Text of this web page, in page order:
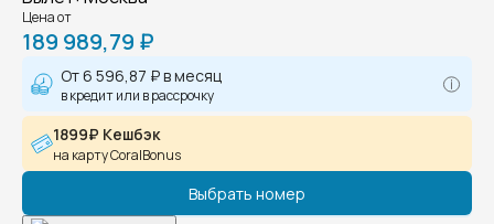
Цена от
189 989,79 ₽
От6 596,87 ₽в месяц
в кредит или в рассрочку
1899₽ Кешбэк
на карту CoralBonus
Выбрать номер